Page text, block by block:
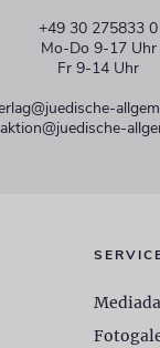
+49 30 275833 0
Mo-Do 9-17 Uhr
Fr 9-14 Uhr